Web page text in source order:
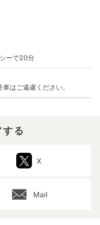
ーで20分
はご遠慮ください。
る
X
Mail